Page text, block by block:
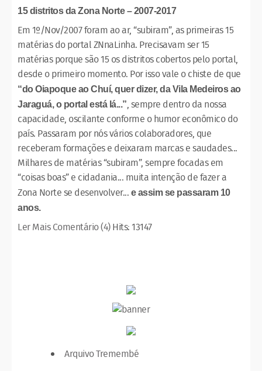
15 distritos da Zona Norte – 2007-2017
Em 1º/Nov/2007 foram ao ar, “subiram”, as primeiras 15
matérias do portal ZNnaLinha. Precisavam ser 15
matérias porque são 15 os distritos cobertos pelo portal,
desde o primeiro momento. Por isso vale o chiste de que
“do Oiapoque ao Chuí, quer dizer, da Vila Medeiros ao
Jaraguá, o portal está lá...”, sempre dentro da nossa
capacidade, oscilante conforme o humor econômico do
país. Passaram por nós vários colaboradores, que
receberam formações e deixaram marcas e saudades...
Milhares de matérias “subiram”, sempre focadas em
“coisas boas” e cidadania... muita intenção de fazer a
Zona Norte se desenvolver... e assim se passaram 10
anos.
Ler Mais Comentário (4)Hits: 13147
Arquivo Tremembé